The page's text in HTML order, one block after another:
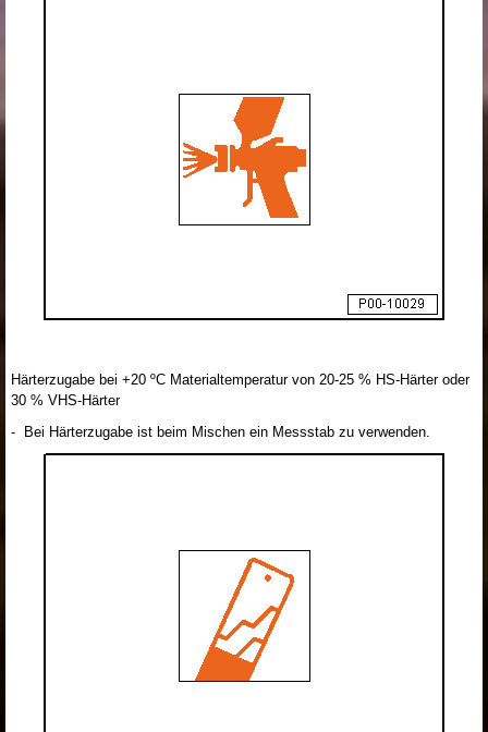
Härterzugabe bei +20 ºC Materialtemperatur von 20-25 % HS-Härter oder
30 % VHS-Härter
- Bei Härterzugabe ist beim Mischen ein Messstab zu verwenden.